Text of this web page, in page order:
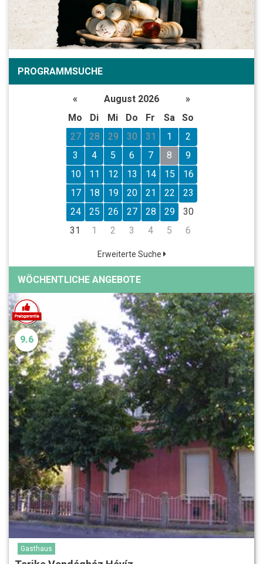
PROGRAMMSUCHE
« August 2026
»
Mo
Di Mi Do Fr Sa
So
27
28 29 30 31 1
2
3
4 5 6 7 8
9
10
11 12 13 14 15
16
17
18 19 20 21 22
23
24
25 26 27 28 29
30
31
1 2 3 4 5 6
Erweiterte Suche
WÖCHENTLICHE ANGEBOTE
9.6
Gasthaus